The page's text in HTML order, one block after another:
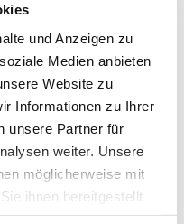
und Anzeigen zu
Medien anbieten
Website zu
Informationen zu Ihrer
unsere Partner für
weiter. Unsere
möglicherweise mit
ihnen bereitgestellt
Nutzung der Dienste
gelesen.*